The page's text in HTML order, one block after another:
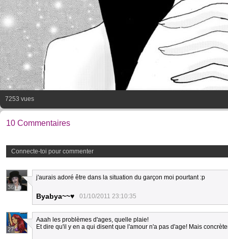
7253 vues
10 Commentaires
Connecte-toi pour commenter
36
j'aurais adoré être dans la situation du garçon moi pourtant :p
Byabya~~♥ 01/10/2011 23:10:35
27
Aaah les problèmes d'ages, quelle plaie!
Et dire qu'il y en a qui disent que l'amour n'a pas d'age! Mais